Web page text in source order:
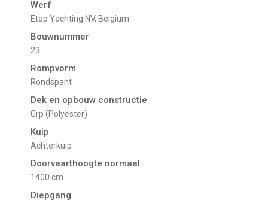
Werf
Etap Yachting NV, Belgium
Bouwnummer
23
Rompvorm
Rondspant
Dek en opbouw constructie
Grp (Polyester)
Kuip
Achterkuip
Doorvaarthoogte normaal
1400 cm
Diepgang